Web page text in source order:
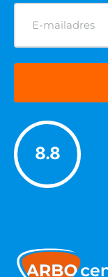
E-
mailadres
(Vereist)
8.8